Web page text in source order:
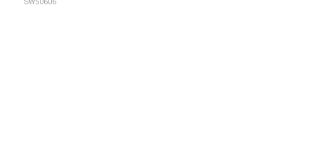
SW50606